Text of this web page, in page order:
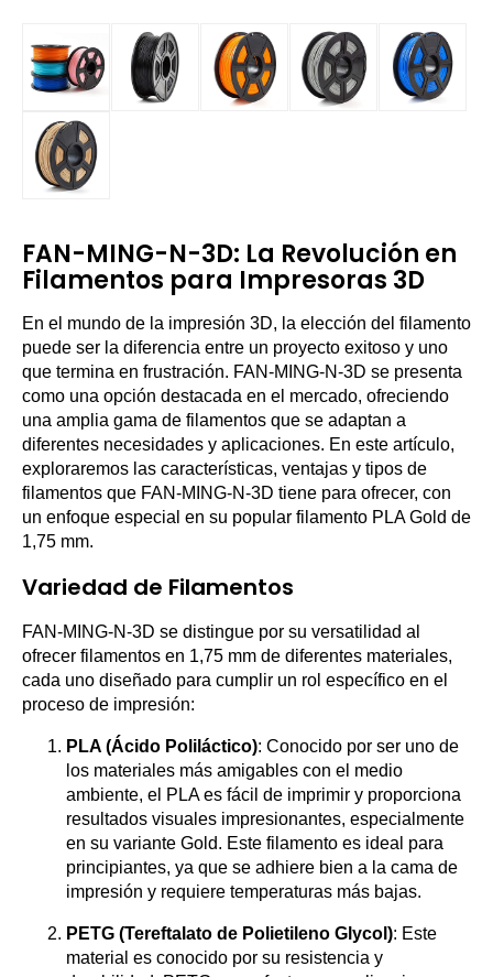
FAN-MING-N-3D: La Revolución en
Filamentos para Impresoras 3D
En el mundo de la impresión 3D, la elección del filamento
puede ser la diferencia entre un proyecto exitoso y uno
que termina en frustración. FAN-MING-N-3D se presenta
como una opción destacada en el mercado, ofreciendo
una amplia gama de filamentos que se adaptan a
diferentes necesidades y aplicaciones. En este artículo,
exploraremos las características, ventajas y tipos de
filamentos que FAN-MING-N-3D tiene para ofrecer, con
un enfoque especial en su popular filamento PLA Gold de
1,75 mm.
Variedad de Filamentos
FAN-MING-N-3D se distingue por su versatilidad al
ofrecer filamentos en 1,75 mm de diferentes materiales,
cada uno diseñado para cumplir un rol específico en el
proceso de impresión:
PLA (Ácido Poliláctico): Conocido por ser uno de
los materiales más amigables con el medio
ambiente, el PLA es fácil de imprimir y proporciona
resultados visuales impresionantes, especialmente
en su variante Gold. Este filamento es ideal para
principiantes, ya que se adhiere bien a la cama de
impresión y requiere temperaturas más bajas.
PETG (Tereftalato de Polietileno Glycol): Este
material es conocido por su resistencia y